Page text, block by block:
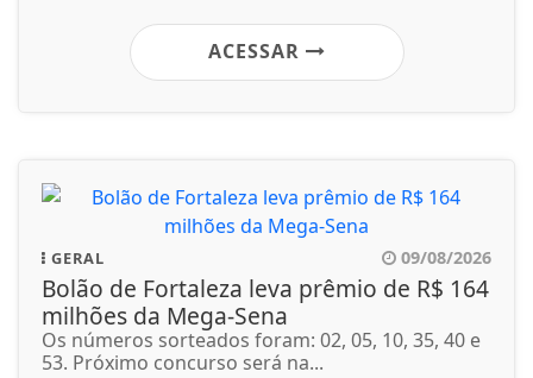
ACESSAR
GERAL 09/08/2026
Bolão de Fortaleza leva prêmio de R$ 164
milhões da Mega-Sena
Os números sorteados foram: 02, 05, 10, 35, 40 e
53. Próximo concurso será na...